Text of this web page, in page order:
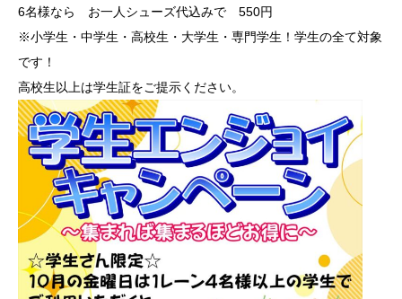
6名様なら お一人シューズ代込みで 550円
※小学生・中学生・高校生・大学生・専門学生！学生の全て対象
です！
高校生以上は学生証をご提示ください。